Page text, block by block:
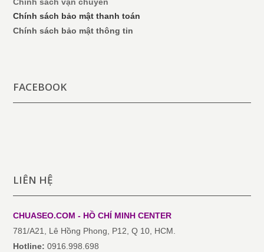
Chính sách bảo mật thanh toán
Chính sách bảo mật thông tin
FACEBOOK
LIÊN HỆ
CHUASEO.COM - HỒ CHÍ MINHCENTER
781/A21, Lê Hồng Phong, P12, Q 10, HCM.
Hotline: 0916.998.698